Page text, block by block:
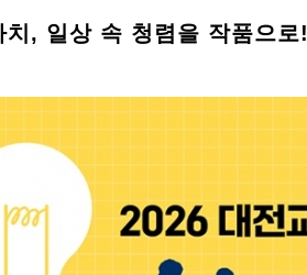
치, 일상 속 청렴을 작품으로!